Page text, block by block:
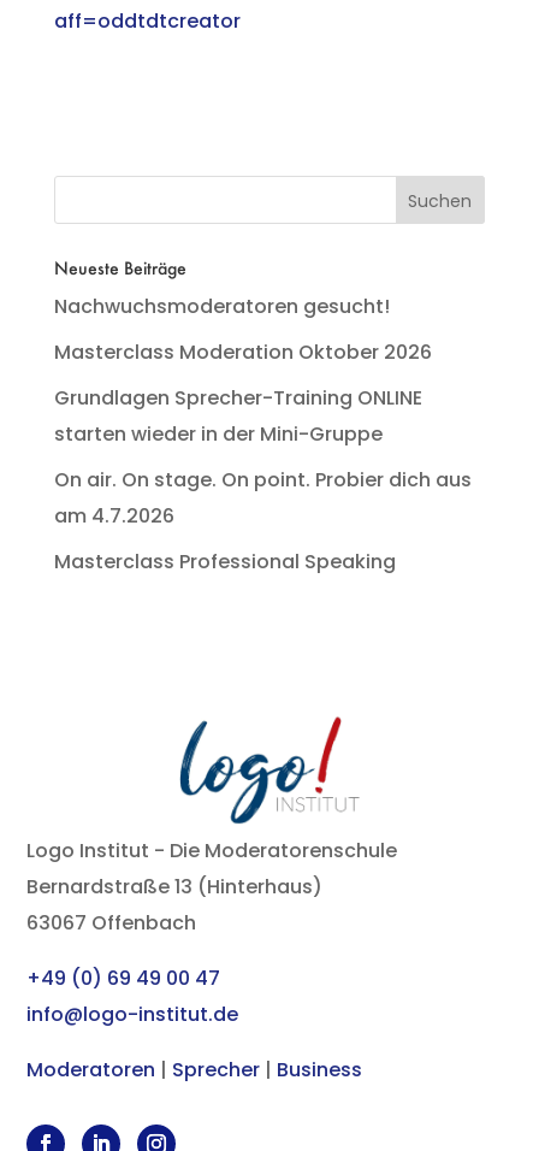
aff=oddtdtcreator
Neueste Beiträge
Nachwuchsmoderatoren gesucht!
Masterclass Moderation Oktober 2026
Grundlagen Sprecher-Training ONLINE
starten wieder in der Mini-Gruppe
On air. On stage. On point. Probier dich aus
am 4.7.2026
Masterclass Professional Speaking
Logo Institut - Die Moderatorenschule
Bernardstraße 13 (Hinterhaus)
63067 Offenbach
+49 (0) 69 49 00 47
info@logo-institut.de
Moderatoren | Sprecher | Business